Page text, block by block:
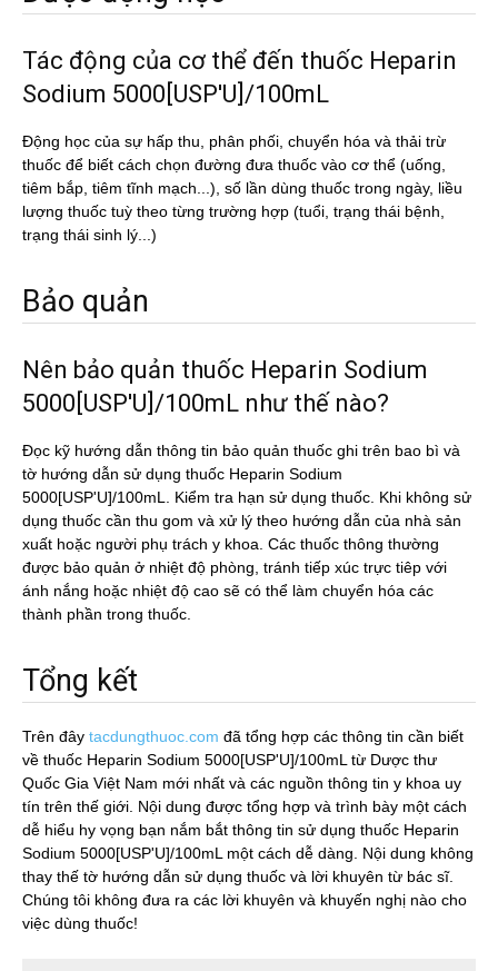
Tác động của cơ thể đến thuốc Heparin
Sodium 5000[USP'U]/100mL
Động học của sự hấp thu, phân phối, chuyển hóa và thải trừ
thuốc để biết cách chọn đường đưa thuốc vào cơ thể (uống,
tiêm bắp, tiêm tĩnh mạch...), số lần dùng thuốc trong ngày, liều
lượng thuốc tuỳ theo từng trường hợp (tuổi, trạng thái bệnh,
trạng thái sinh lý...)
Bảo quản
Nên bảo quản thuốc Heparin Sodium
5000[USP'U]/100mL như thế nào?
Đọc kỹ hướng dẫn thông tin bảo quản thuốc ghi trên bao bì và
tờ hướng dẫn sử dụng thuốc Heparin Sodium
5000[USP'U]/100mL. Kiểm tra hạn sử dụng thuốc. Khi không sử
dụng thuốc cần thu gom và xử lý theo hướng dẫn của nhà sản
xuất hoặc người phụ trách y khoa. Các thuốc thông thường
được bảo quản ở nhiệt độ phòng, tránh tiếp xúc trực tiêp với
ánh nắng hoặc nhiệt độ cao sẽ có thể làm chuyển hóa các
thành phần trong thuốc.
Tổng kết
Trên đây tacdungthuoc.com đã tổng hợp các thông tin cần biết
về thuốc Heparin Sodium 5000[USP'U]/100mL từ Dược thư
Quốc Gia Việt Nam mới nhất và các nguồn thông tin y khoa uy
tín trên thế giới. Nội dung được tổng hợp và trình bày một cách
dễ hiểu hy vọng bạn nắm bắt thông tin sử dụng thuốc Heparin
Sodium 5000[USP'U]/100mL một cách dễ dàng. Nội dung không
thay thế tờ hướng dẫn sử dụng thuốc và lời khuyên từ bác sĩ.
Chúng tôi không đưa ra các lời khuyên và khuyến nghị nào cho
việc dùng thuốc!